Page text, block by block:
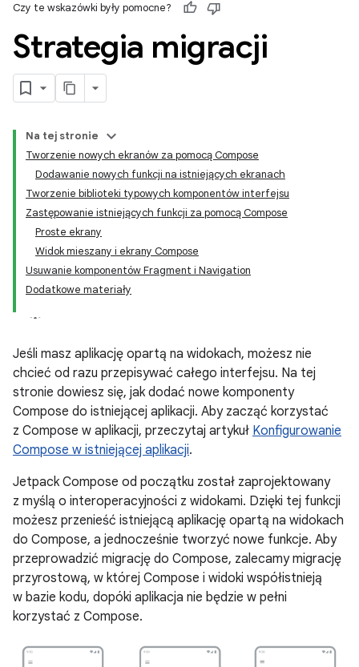
Czy te wskazówki były pomocne?
Strategia migracji
Na tej stronie
Tworzenie nowych ekranów za pomocą Compose
Dodawanie nowych funkcji na istniejących ekranach
Tworzenie biblioteki typowych komponentów interfejsu
Zastępowanie istniejących funkcji za pomocą Compose
Proste ekrany
Widok mieszany i ekrany Compose
Usuwanie komponentów Fragment i Navigation
Dodatkowe materiały
Jeśli masz aplikację opartą na widokach, możesz nie
chcieć od razu przepisywać całego interfejsu. Na tej
stronie dowiesz się, jak dodać nowe komponenty
Compose do istniejącej aplikacji. Aby zacząć korzystać
z Compose w aplikacji, przeczytaj artykuł Konfigurowanie
Compose w istniejącej aplikacji.
Jetpack Compose od początku został zaprojektowany
z myślą o interoperacyjności z widokami. Dzięki tej funkcji
możesz przenieść istniejącą aplikację opartą na widokach
do Compose, a jednocześnie tworzyć nowe funkcje. Aby
przeprowadzić migrację do Compose, zalecamy migrację
przyrostową, w której Compose i widoki współistnieją
w bazie kodu, dopóki aplikacja nie będzie w pełni
korzystać z Compose.